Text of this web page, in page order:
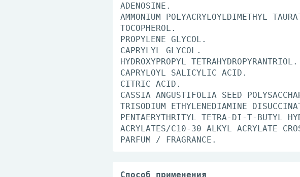
ADENOSINE.
AMMONIUM POLYACRYLOYLDIMETHYL
TOCOPHEROL.
PROPYLENE GLYCOL.
CAPRYLYL GLYCOL.
HYDROXYPROPYL TETRAHYDROPYRANTRIOL.
CAPRYLOYL SALICYLIC ACID.
CITRIC ACID.
CASSIA ANGUSTIFOLIA SEED
TRISODIUM ETHYLENEDIAMINE
PENTAERYTHRITYL TETRA-DI-T-BUTYL
ACRYLATES/C10-30 ALKYL ACRYLATE
PARFUM / FRAGRANCE.
Способ применения